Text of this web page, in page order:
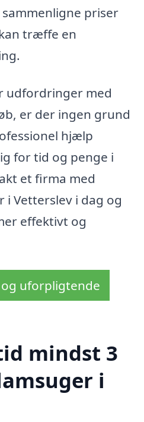
priser
træffe en
udfordringer med
er der ingen grund
hjælp
for tid og penge i
et firma med
i Vetterslev i dag og
effektivt og
uforpligtende
mindst 3
i